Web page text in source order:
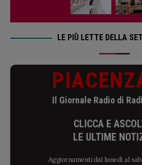
LE PIÙ LETTE DELLA
Il Giornale Radio di
CLICCA E
LE ULTIME
Aggiornamenti dal lunedì al